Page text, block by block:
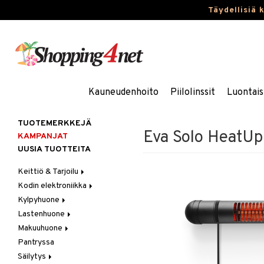
Täydellisiä
Kauneudenhoito Piilolinssit
Eva Solo
TUOTEMERKKEJÄ
KAMPANJAT
UUSIA TUOTTEITA
Keittiö & Tarjoilu
Aterimet
Kannut & Karahvit
Keittiösäilytys
Keittiötekstiilit
Keittiövälineet
Kodinkoneet
Kodin elektroniikka
Ääni
Kylpyhuone
Kylpyhuoneen sisustus
Kylpyhuoneen tarvikkeita
Kylpyhuoneen tekstiilit
Lastenhuone
Kylpyhuoneen koristelu
Lasten huonekalut
Lasten lamput
Makuuhuone
Huovat & Saalit
Koristetyynyt
Pantryssa
Säilytys